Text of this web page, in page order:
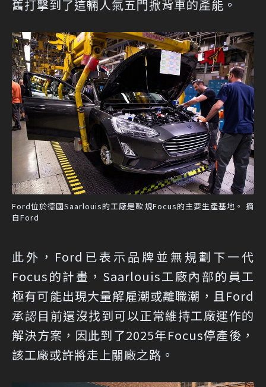
舊打擊到了這輛人氣五門掀背車的產能。
Ford位於德國Saarlouis的工廠是歐規Focus的主要生產基地。 摘
自Ford
此外，Ford已表示品牌並無規劃下一代
Focus的計畫，Saarlouis工廠內部的員工
極有可能出現大量解雇潮或離職潮，且Ford
承認目前還沒找到可以正常維持工廠運作的
解決方案，因此到了2025年Focus停產後，
該工廠或許將走上關廠之路。